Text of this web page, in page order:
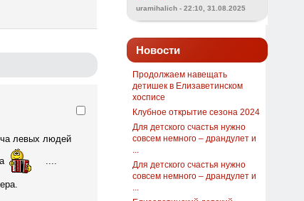
левых людей
uramihalich - 22:10, 31.08.2025
Новости
Продолжаем навещать
детишек в Елизаветинском
хосписе
Клубное открытие сезона 2024
Для детского счастья нужно
совсем немного – драндулет и
Для детского счастья нужно
совсем немного – драндулет и